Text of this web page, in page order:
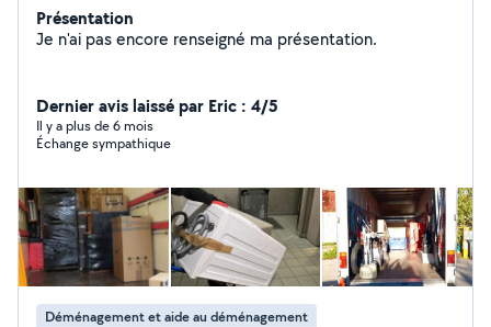
Présentation
Je n'ai pas encore renseigné ma présentation.
Dernier avis laissé par Eric : 4/5
Il y a plus de 6 mois
Échange sympathique
Déménagement et aide au déménagement